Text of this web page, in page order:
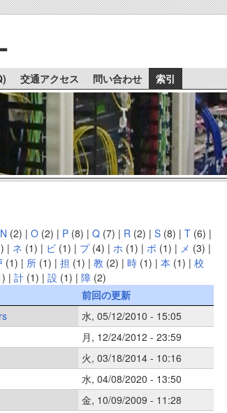
交通アクセス 問い合わせ 索引
N (2) | O (2) | P (8) | Q (7) | R (2) | S (8) | T (6) |
| ネ (1) | ビ (1) | プ(4) | ホ (1) | ポ (1) | メ (3) |
(1) | 所 (1) | 担 (1) | 教 (2) | 時 (1) | 本 (1) | 校
| 計 (1) | 設 (1) | 障 (2)
前回の更新
水, 05/12/2010 - 15:05
月, 12/24/2012 - 23:59
火, 03/18/2014 - 10:16
水, 04/08/2020 - 13:50
金, 10/09/2009 - 11:28